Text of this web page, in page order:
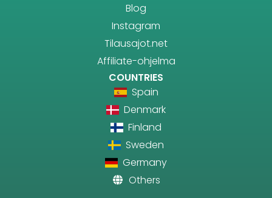
Blog
Instagram
Tilausajot.net
Affiliate-ohjelma
COUNTRIES
Spain
Denmark
Finland
Sweden
Germany
Others